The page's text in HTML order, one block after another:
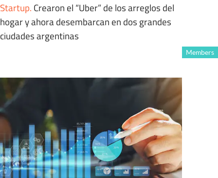
Startup. Crearon el “Uber” de los arreglos del
hogar y ahora desembarcan en dos grandes
ciudades argentinas
Members